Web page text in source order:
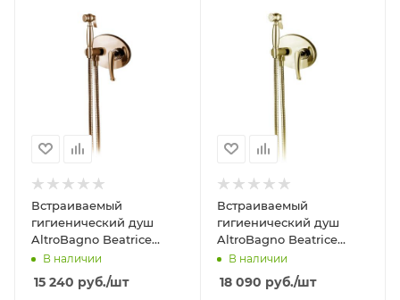
Встраиваемый
гигиенический душ
AltroBagno Beatrice
060114 ROr
В наличии
15 240 руб./шт
Встраиваемый
гигиенический душ
AltroBagno Beatrice
060113 Or
В наличии
18 090 руб./шт